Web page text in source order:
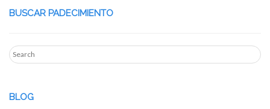
BUSCAR PADECIMIENTO
BLOG